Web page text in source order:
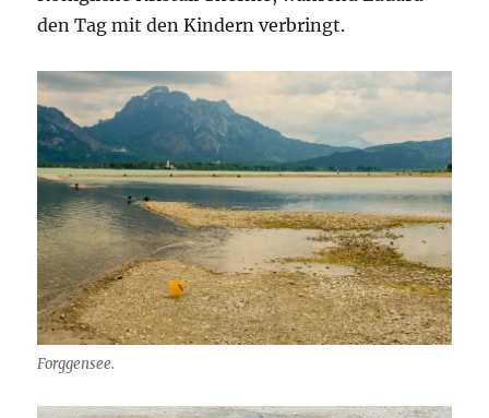
den Tag mit den Kindern verbringt.
Forggensee.